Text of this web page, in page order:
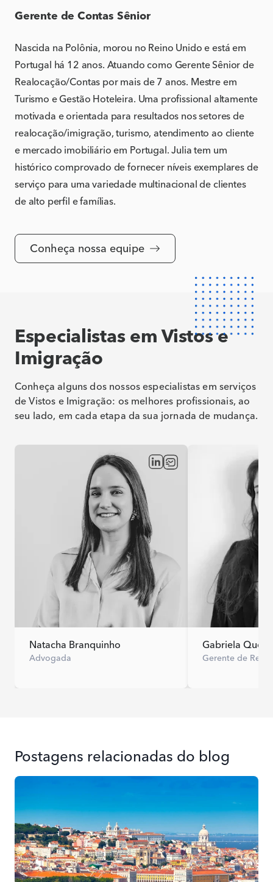
Gerente de Contas Sênior
Nascida na Polônia, morou no Reino Unido e está em
Portugal há 12 anos. Atuando como Gerente Sênior de
Realocação/Contas por mais de 7 anos. Mestre em
Turismo e Gestão Hoteleira. Uma profissional altamente
motivada e orientada para resultados nos setores de
realocação/imigração, turismo, atendimento ao cliente
e mercado imobiliário em Portugal. Julia tem um
histórico comprovado de fornecer níveis exemplares de
serviço para uma variedade multinacional de clientes
de alto perfil e famílias.
Conheça nossa equipe
Especialistas em Vistos e
Imigração
Conheça alguns dos nossos especialistas em serviços
de Vistos e Imigração: os melhores profissionais, ao
seu lado, em cada etapa da sua jornada de mudança.
Natacha Branquinho
Advogada
Gabriela
Gerente de
Postagens relacionadas do blog